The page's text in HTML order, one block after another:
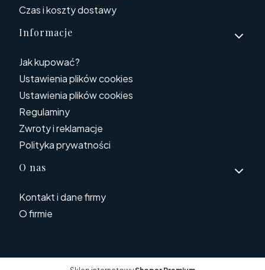
Czas i koszty dostawy
Informacje
Jak kupować?
Ustawienia plików cookies
Ustawienia plików cookies
Regulaminy
Zwroty i reklamacje
Polityka prywatności
O nas
Kontakt i dane firmy
O firmie